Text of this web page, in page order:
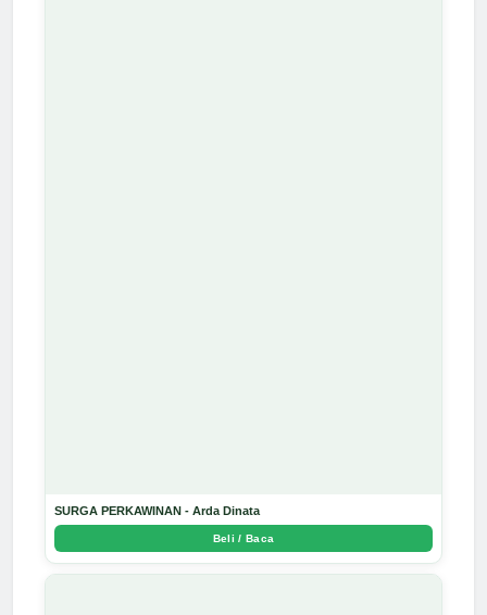
SURGA PERKAWINAN - Arda Dinata
Beli / Baca